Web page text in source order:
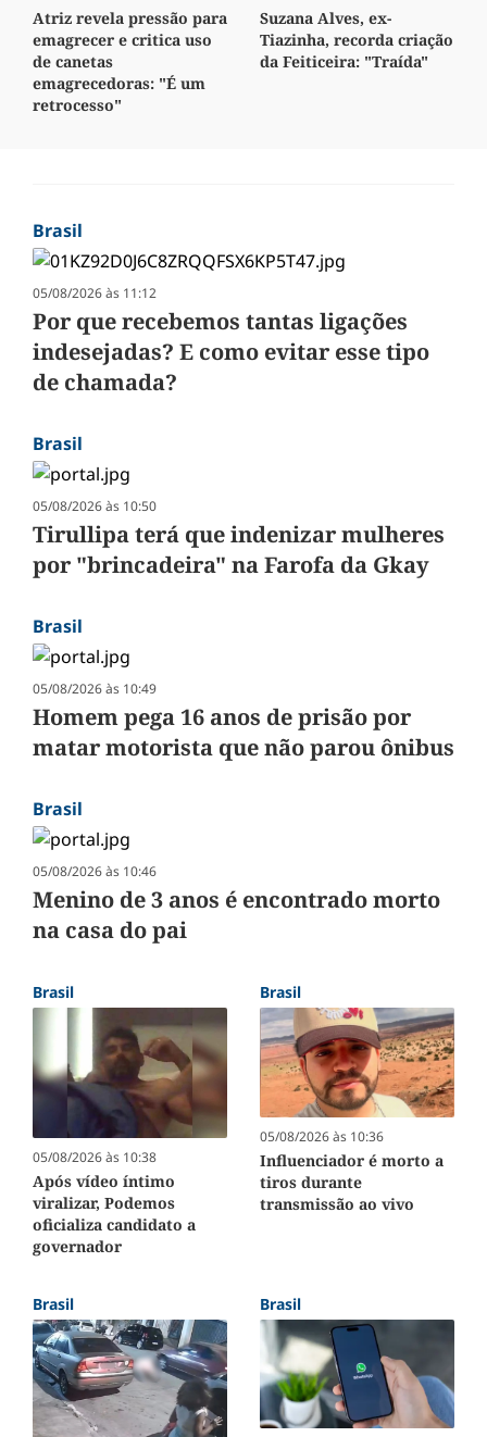
Atriz revela pressão para
emagrecer e critica uso
de canetas
emagrecedoras: "É um
retrocesso"
Suzana Alves, ex-
Tiazinha, recorda criação
da Feiticeira: "Traída"
Brasil
05/08/2026 às 11:12
Por que recebemos tantas ligações
indesejadas? E como evitar esse tipo
de chamada?
Brasil
05/08/2026 às 10:50
Tirullipa terá que indenizar mulheres
por "brincadeira" na Farofa da Gkay
Brasil
05/08/2026 às 10:49
Homem pega 16 anos de prisão por
matar motorista que não parou ônibus
Brasil
05/08/2026 às 10:46
Menino de 3 anos é encontrado morto
na casa do pai
Brasil
05/08/2026 às 10:38
Após vídeo íntimo
viralizar, Podemos
oficializa candidato a
governador
Brasil
05/08/2026 às 10:36
Influenciador é morto a
tiros durante
transmissão ao vivo
Brasil Brasil